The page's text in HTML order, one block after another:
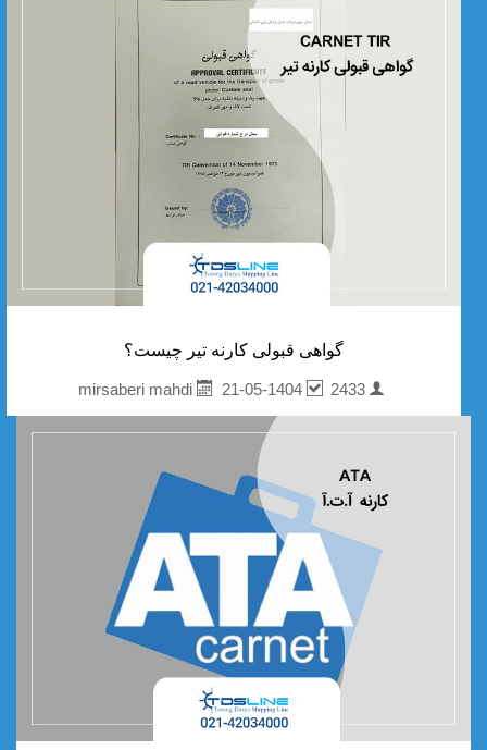
گواهی قبولی کارنه تیر چیست؟
mirsaberi mahdi
21-05-1404 2433